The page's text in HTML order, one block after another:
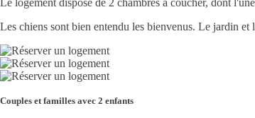
Le logement dispose de 2 chambres à coucher, dont
Les chiens sont bien entendu les bienvenus. Le jardin
Couples et familles avec 2 enfants